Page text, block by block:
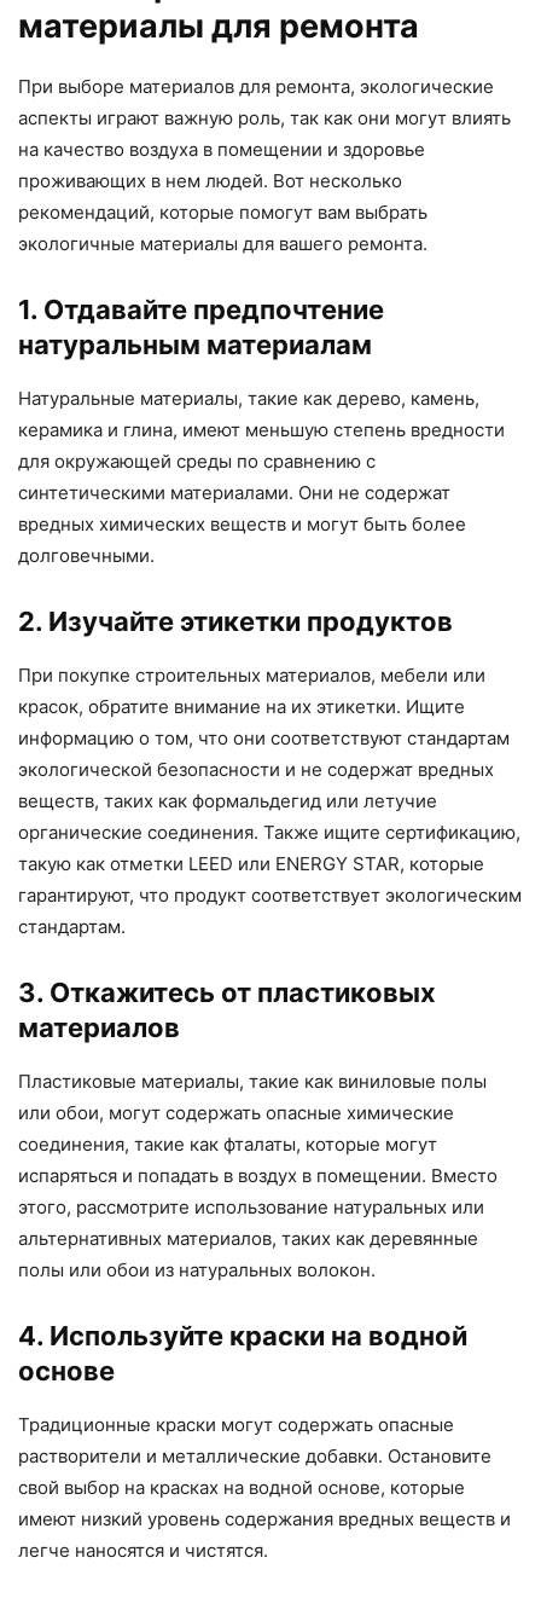
материалы для ремонта
При выборе материалов для ремонта, экологические
аспекты играют важную роль, так как они могут влиять
на качество воздуха в помещении и здоровье
проживающих в нем людей. Вот несколько
рекомендаций, которые помогут вам выбрать
экологичные материалы для вашего ремонта.
1. Отдавайте предпочтение
натуральным материалам
Натуральные материалы, такие как дерево, камень,
керамика и глина, имеют меньшую степень вредности
для окружающей среды по сравнению с
синтетическими материалами. Они не содержат
вредных химических веществ и могут быть более
долговечными.
2. Изучайте этикетки продуктов
При покупке строительных материалов, мебели или
красок, обратите внимание на их этикетки. Ищите
информацию о том, что они соответствуют стандартам
экологической безопасности и не содержат вредных
веществ, таких как формальдегид или летучие
органические соединения. Также ищите сертификацию,
такую как отметки LEED или ENERGY STAR, которые
гарантируют, что продукт соответствует экологическим
стандартам.
3. Откажитесь от пластиковых
материалов
Пластиковые материалы, такие как виниловые полы
или обои, могут содержать опасные химические
соединения, такие как фталаты, которые могут
испаряться и попадать в воздух в помещении. Вместо
этого, рассмотрите использование натуральных или
альтернативных материалов, таких как деревянные
полы или обои из натуральных волокон.
4. Используйте краски на водной
основе
Традиционные краски могут содержать опасные
растворители и металлические добавки. Остановите
свой выбор на красках на водной основе, которые
имеют низкий уровень содержания вредных веществ и
легче наносятся и чистятся.